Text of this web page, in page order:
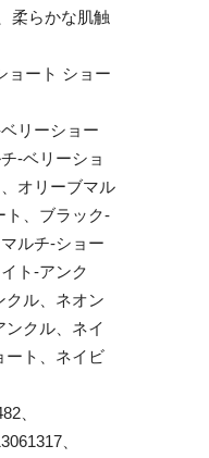
柔らかな肌触
ョート ショー
リーショー
-ベリーショ
オリーブマル
ト、ブラック-
ルチ-ショー
ト-アンク
クル、ネオン
ンクル、ネイ
ート、ネイビ
、
、